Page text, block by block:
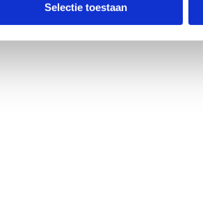
Selectie toestaan